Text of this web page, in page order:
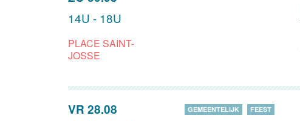
14U - 18U
PLACE SAINT-
JOSSE
VR 28.08
GEMEENTELIJK FEEST